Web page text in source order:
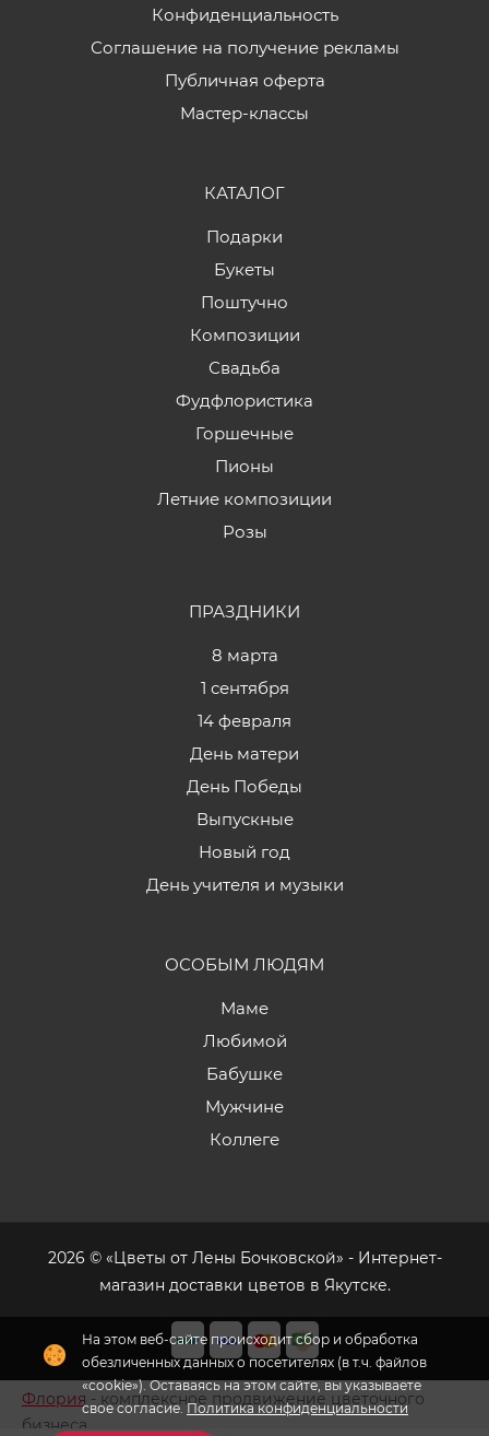
На этом веб-сайте происходит сбор и обработка
обезличенных данных о посетителях (в т.ч. файлов
«cookie»). Оставаясь на этом сайте, вы указываете
свое согласие.Политика конфиденциальности
Конфиденциальность
Соглашение на получение рекламы
Публичная оферта
Мастер-классы
КАТАЛОГ
Подарки
Букеты
Поштучно
Композиции
Свадьба
Фудфлористика
Горшечные
Пионы
Летние композиции
Розы
ПРАЗДНИКИ
8 марта
1 сентября
14 февраля
День матери
День Победы
Выпускные
Новый год
День учителя и музыки
ОСОБЫМ ЛЮДЯМ
Маме
Любимой
Бабушке
Мужчине
Коллеге
2026 © «Цветы от Лены Бочковской» - Интернет-
магазин доставки цветов в Якутске.
Флория - комплексное продвижение цветочного
бизнеса